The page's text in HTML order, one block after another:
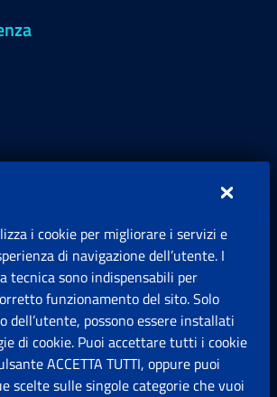
i cookie per migliorare i servizi e
di navigazione dell’utente. I
tecnica sono indispensabili per
funzionamento del sito. Solo
dell’utente, possono essere installati
di cookie. Puoi accettare tutti i cookie
ACCETTA TUTTI, oppure puoi
scelte sulle singole categorie che vuoi